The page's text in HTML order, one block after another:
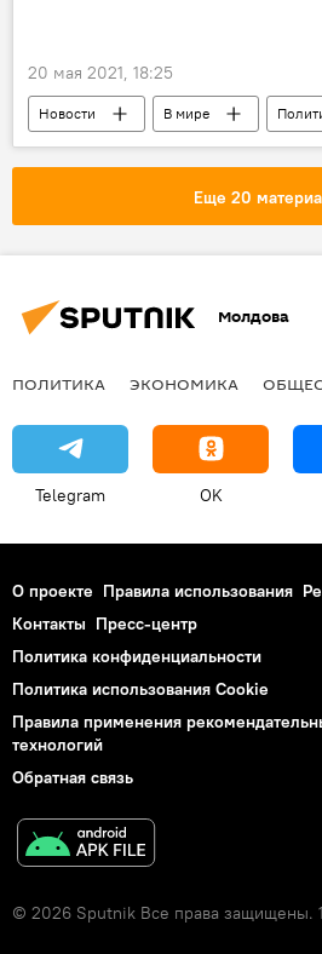
20 мая 2021, 18:25
Новости В мире
Россия
Еще 20
Молдова
ПОЛИТИКА ЭКОНОМИКА
Telegram OK
О проекте Правила использования
Контакты Пресс-центр
Политика конфиденциальности
Политика использования Cookie
Правила применения
технологий
Обратная связь
© 2026 Sputnik Все права защищены.